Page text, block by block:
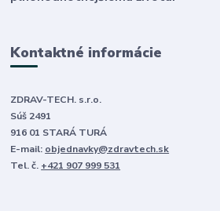
Kontaktné informácie
ZDRAV-TECH. s.r.o.
Súš 2491
916 01 STARÁ TURÁ
E-mail: objednavky@zdravtech.sk
Tel. č. +421 907 999 531